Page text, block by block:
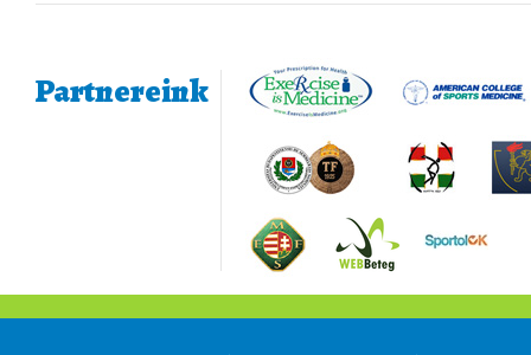
Partnereink